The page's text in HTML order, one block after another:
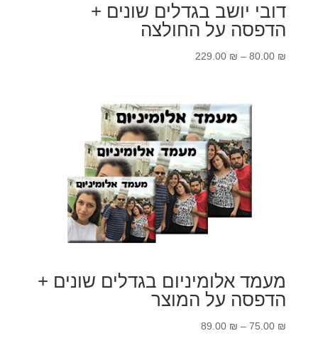
דובי יושב בגדלים שונים +
הדפסה על החולצה
80.00 ₪
–
229.00 ₪
טווח
עד
⁦229.00 ₪⁩
מעמד אלומיניום בגדלים שונים +
הדפסה על המוצר
75.00 ₪
–
89.00 ₪
טווח